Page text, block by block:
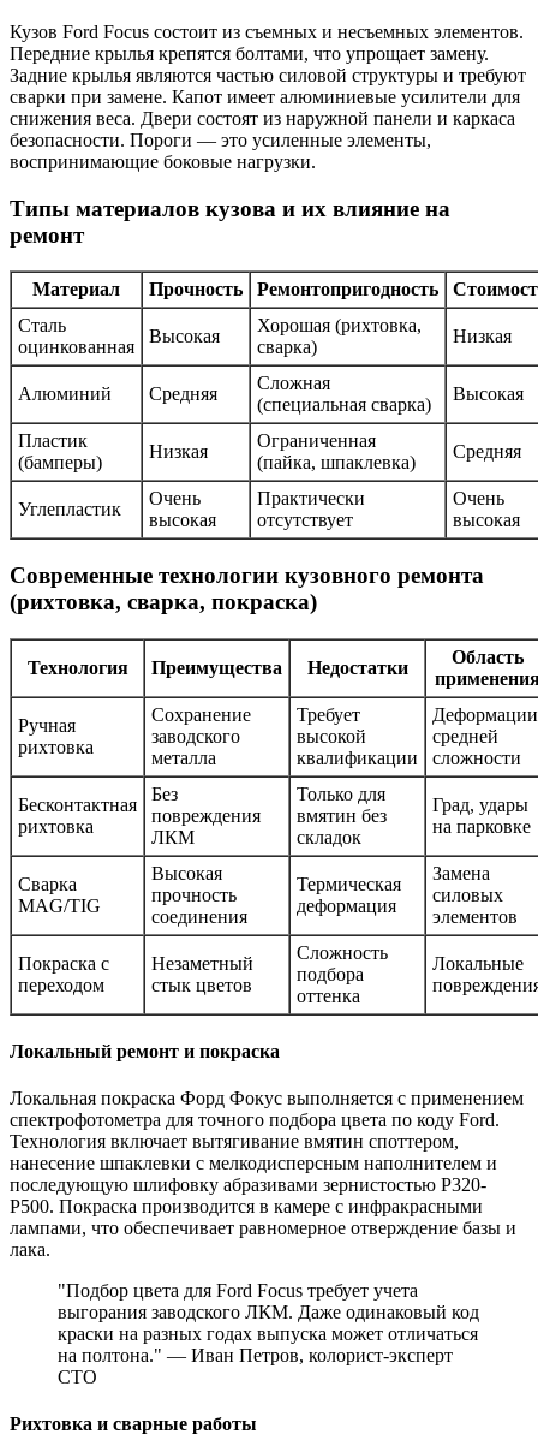
Кузов Ford Focus состоит из съемных и несъемных элементов.
Передние крылья крепятся болтами, что упрощает замену.
Задние крылья являются частью силовой структуры и требуют
сварки при замене. Капот имеет алюминиевые усилители для
снижения веса. Двери состоят из наружной панели и каркаса
безопасности. Пороги — это усиленные элементы,
воспринимающие боковые нагрузки.
Типы материалов кузова и их влияние на
ремонт
Материал Прочность Ремонтопригодность
Сталь
оцинкованная
Высокая
Хорошая (рихтовка,
сварка)
Низкая
Алюминий Средняя
Сложная
(специальная сварка)
Высокая
Пластик
(бамперы)
Низкая
Ограниченная
(пайка, шпаклевка)
Средняя
Углепластик
Очень
высокая
Практически
отсутствует
Очень
высокая
Современные технологии кузовного ремонта
(рихтовка, сварка, покраска)
Технология Преимущества Недостатки
Область
Ручная
рихтовка
Сохранение
заводского
металла
Требует
высокой
квалификации
Деформации
средней
сложности
Бесконтактная
рихтовка
Без
повреждения
ЛКМ
Только для
вмятин без
складок
Град, удары
на парковке
Сварка
MAG/TIG
Высокая
прочность
соединения
Термическая
деформация
Замена
силовых
элементов
Покраска с
переходом
Незаметный
стык цветов
Сложность
подбора
оттенка
Локальные
Локальный ремонт и покраска
Локальная покраска Форд Фокус выполняется с применением
спектрофотометра для точного подбора цвета по коду Ford.
Технология включает вытягивание вмятин споттером,
нанесение шпаклевки с мелкодисперсным наполнителем и
последующую шлифовку абразивами зернистостью P320-
P500. Покраска производится в камере с инфракрасными
лампами, что обеспечивает равномерное отверждение базы и
лака.
"Подбор цвета для Ford Focus требует учета
выгорания заводского ЛКМ. Даже одинаковый код
краски на разных годах выпуска может отличаться
на полтона." — Иван Петров, колорист-эксперт
СТО
Рихтовка и сварные работы